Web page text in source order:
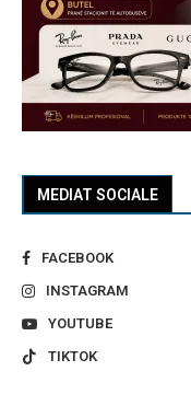
MEDIAT SOCIALE
FACEBOOK
INSTAGRAM
YOUTUBE
TIKTOK